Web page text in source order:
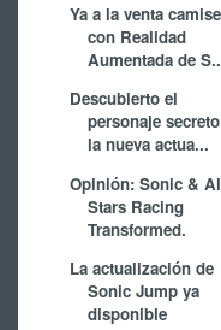
Ya a la venta
con Realidad
Aumentada de
Descubierto el
personaje
la nueva actua...
Opinión: Sonic &
Stars Racing
Transformed.
La actualización de
Sonic Jump ya
disponible